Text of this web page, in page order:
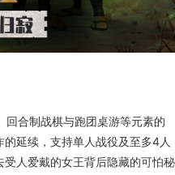
回合制战棋与跑团桌游等元素的
延续，支持单人战役及至多4人
人爱戴的女王背后隐藏的可怕秘